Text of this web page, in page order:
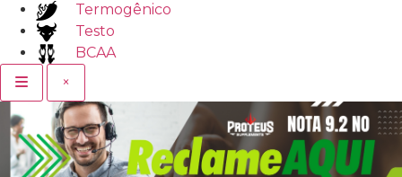
Termogênico
Testo
BCAA
×